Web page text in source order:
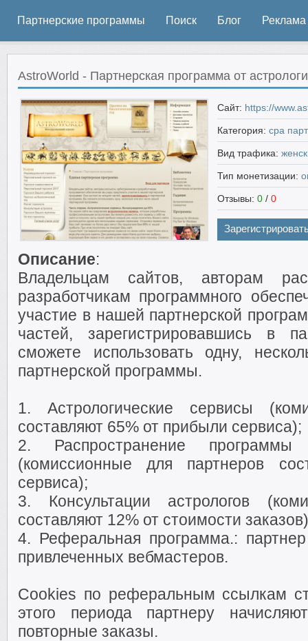
Партнерские программы Поиск Блог Реклама
AstroWorld - Партнерская программа от
Сайт: https://
Категория: cpa
Вид трафика:
Тип монетизации:
Отзывы: 0 / 0
Описание:
Владельцам сайтов, авторам
разработчикам программного
участие в нашей партнерской
частей, зарегистрировавшись в
сможете использовать одну,
партнерской программы.
1. Астрологические сервисы
составляют 65% от прибыли сервиса);
2. Распространение
(комиссионные для партнеров
сервиса);
3. Консультации астрологов
составляют 12% от стоимости
4. Реферальная программа.:
привлеченных вебмастеров.
Cookies по реферальным ссылкам
этого периода партнеру
повторные заказы.